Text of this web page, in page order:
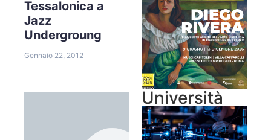
Tessalonica a
Jazz
Undergroung
Gennaio 22, 2012
Università